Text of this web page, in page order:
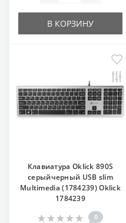
В КОРЗИНУ
Клавиатура Oklick 890S
серыйчерный USB slim
Multimedia (1784239) Oklick
1784239
0